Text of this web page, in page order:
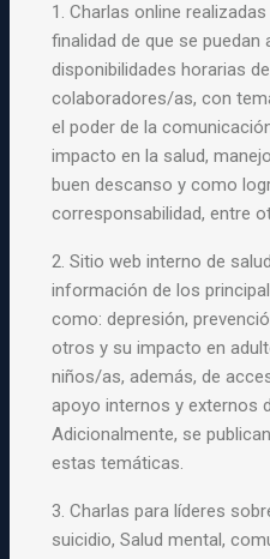
1. Charlas online
finalidad de que se puedan
disponibilidades horarias
colaboradores/as, con
el poder de la
impacto en la salud,
buen descansoy como
corresponsabilidad, entre
2. Sitio web interno de salud
información delos
como: depresión,
otrosy su impacto en
niños/as, además, de
apoyo internosyexternos
Adicionalmente, se
estas temáticas.
3. Charlas para líderes
suicidio,Salud mental,